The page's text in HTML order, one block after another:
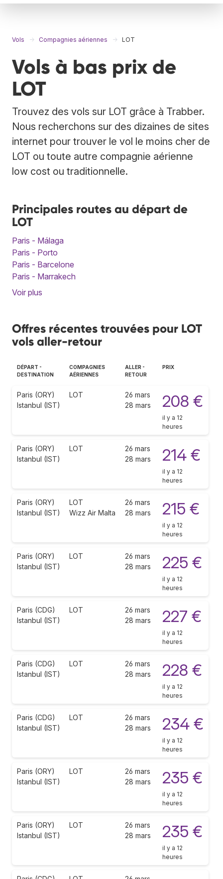
Vols Compagnies aériennes LOT
Vols à bas prix de
LOT
Trouvez des vols sur LOT grâce à Trabber.
Nous recherchons sur des dizaines de sites
internet pour trouver le vol le moins cher de
LOT ou toute autre compagnie aérienne
low cost ou traditionnelle.
Principales routes au départ de
LOT
Paris - Málaga
Paris - Porto
Paris - Barcelone
Paris - Marrakech
Voir plus
Offres récentes trouvées pour LOT
vols aller-retour
DÉPART -
DESTINATION
COMPAGNIES
AÉRIENNES
ALLER -
RETOUR
PRIX
Paris (ORY)
Istanbul (IST)
LOT
26 mars
28 mars
208 €
il y a 12
heures
Paris (ORY)
Istanbul (IST)
LOT
26 mars
28 mars
214 €
il y a 12
heures
Paris (ORY)
Istanbul (IST)
LOT
Wizz Air Malta
26 mars
28 mars
215 €
il y a 12
heures
Paris (ORY)
Istanbul (IST)
LOT
26 mars
28 mars
225 €
il y a 12
heures
Paris (CDG)
Istanbul (IST)
LOT
26 mars
28 mars
227 €
il y a 12
heures
Paris (CDG)
Istanbul (IST)
LOT
26 mars
28 mars
228 €
il y a 12
heures
Paris (CDG)
Istanbul (IST)
LOT
26 mars
28 mars
234 €
il y a 12
heures
Paris (ORY)
Istanbul (IST)
LOT
26 mars
28 mars
235 €
il y a 12
heures
Paris (ORY)
Istanbul (IST)
LOT
26 mars
28 mars
235 €
il y a 12
heures